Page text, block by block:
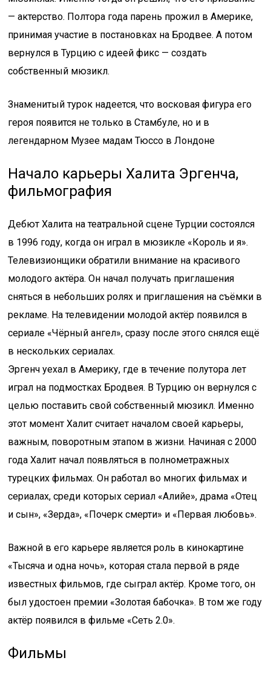
— актерство. Полтора года парень прожил в Америке,
принимая участие в постановках на Бродвее. А потом
вернулся в Турцию с идеей фикс — создать
собственный мюзикл.
Знаменитый турок надеется, что восковая фигура его
героя появится не только в Стамбуле, но и в
легендарном Музее мадам Тюссо в Лондоне
Начало карьеры Халита Эргенча,
фильмография
Дебют Халита на театральной сцене Турции состоялся
в 1996 году, когда он играл в мюзикле «Король и я».
Телевизионщики обратили внимание на красивого
молодого актёра. Он начал получать приглашения
сняться в небольших ролях и приглашения на съёмки в
рекламе. На телевидении молодой актёр появился в
сериале «Чёрный ангел», сразу после этого снялся ещё
в нескольких сериалах.
Эргенч уехал в Америку, где в течение полутора лет
играл на подмостках Бродвея. В Турцию он вернулся с
целью поставить свой собственный мюзикл. Именно
этот момент Халит считает началом своей карьеры,
важным, поворотным этапом в жизни. Начиная с 2000
года Халит начал появляться в полнометражных
турецких фильмах. Он работал во многих фильмах и
сериалах, среди которых сериал «Алийе», драма «Отец
и сын», «Зерда», «Почерк смерти» и «Первая любовь».
Важной в его карьере является роль в кинокартине
«Тысяча и одна ночь», которая стала первой в ряде
известных фильмов, где сыграл актёр. Кроме того, он
был удостоен премии «Золотая бабочка». В том же году
актёр появился в фильме «Сеть 2.0».
Фильмы